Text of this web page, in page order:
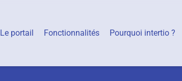
Le portail Fonctionnalités Pourquoi intertio ?